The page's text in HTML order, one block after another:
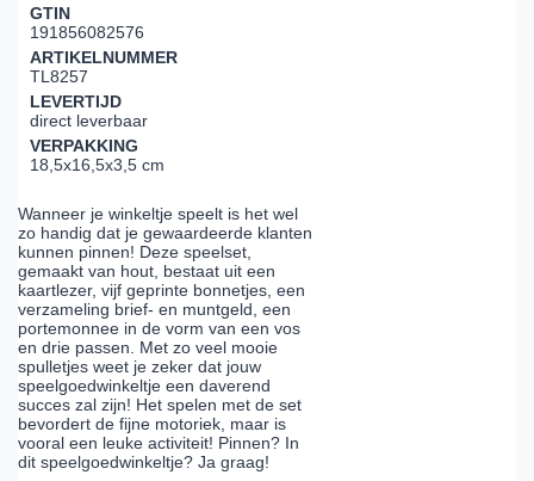
GTIN
191856082576
ARTIKELNUMMER
TL8257
LEVERTIJD
direct leverbaar
VERPAKKING
18,5x16,5x3,5 cm
Wanneer je winkeltje speelt is het wel
zo handig dat je gewaardeerde klanten
kunnen pinnen! Deze speelset,
gemaakt van hout, bestaat uit een
kaartlezer, vijf geprinte bonnetjes, een
verzameling brief- en muntgeld, een
portemonnee in de vorm van een vos
en drie passen. Met zo veel mooie
spulletjes weet je zeker dat jouw
speelgoedwinkeltje een daverend
succes zal zijn! Het spelen met de set
bevordert de fijne motoriek, maar is
vooral een leuke activiteit! Pinnen? In
dit speelgoedwinkeltje? Ja graag!